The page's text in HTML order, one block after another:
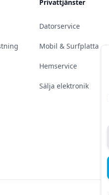
Privattjänster
Datorservice
Mobil & Surfplatta
Hemservice
Sälja elektronik